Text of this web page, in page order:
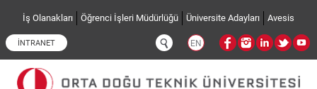
İş Olanakları Öğrenci İşleri Müdürlüğü Üniversite Adayları Avesis
İNTRANET EN